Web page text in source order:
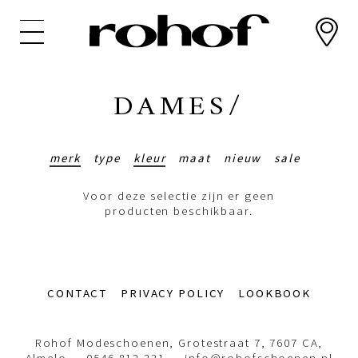
DAMES/
merk type kleur maat nieuw sale
Voor deze selectie zijn er geen
producten beschikbaar.
Footer-CONTACT PRIVACY POLICY LOOKBOOK
Rohof Modeschoenen, Grotestraat 7, 7607 CA,